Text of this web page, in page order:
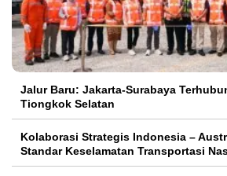
Jalur Baru: Jakarta-Surabaya
Tiongkok Selatan
Kolaborasi Strategis Indonesia –
Standar Keselamatan Transportasi